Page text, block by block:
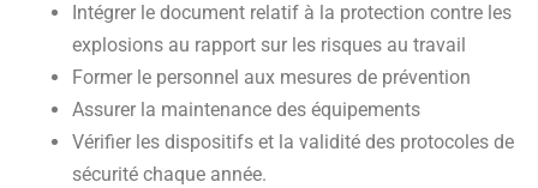
Intégrer le document relatif à la protection contre les
explosions au rapport sur les risques au travail
Former le personnel aux mesures de prévention
Assurer la maintenance des équipements
Vérifier les dispositifs et la validité des protocoles de
sécurité chaque année.